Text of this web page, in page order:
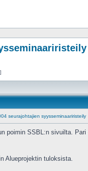
seurajohtajien syysseminaariristeily
poimin SSBL:n sivuilta.
Alueprojektin tuloksista.